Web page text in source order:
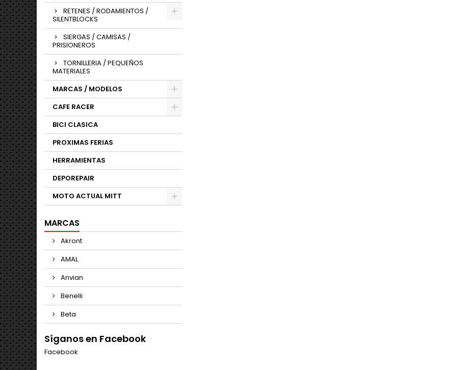
RETENES / RODAMIENTOS /
SILENTBLOCKS
SIERGAS / CAMISAS /
PRISIONEROS
TORNILLERIA / PEQUEÑOS
MATERIALES
MARCAS / MODELOS
CAFE RACER
BICI CLASICA
PROXIMAS FERIAS
HERRAMIENTAS
DEPOREPAIR
MOTO ACTUAL MITT
MARCAS
Akront
AMAL
Anvian
Benelli
Beta
Síganos en Facebook
Facebook